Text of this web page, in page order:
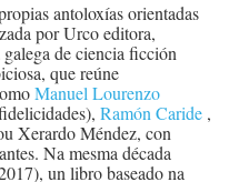
antoloxías orientadas
por Urco editora,
de ciencia ficción
que reúne
Manuel Lourenzo
Ramón Caride ,
Xerardo Méndez, con
Na mesma década
un libro baseado na